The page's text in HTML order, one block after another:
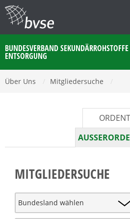
BUNDESVERBAND
ENTSORGUNG
Über Uns Mitgliedersuche
MITGLIEDERSUCHE